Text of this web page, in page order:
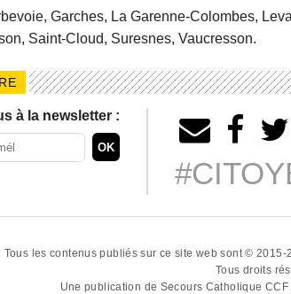
Garches, La Garenne-Colombes,
Saint-Cloud, Suresnes, Vaucresson.
à la newsletter :
Tous les contenus publiés sur ce site web sont © 2015-
Tous droits
Une publication de Secours Catholique